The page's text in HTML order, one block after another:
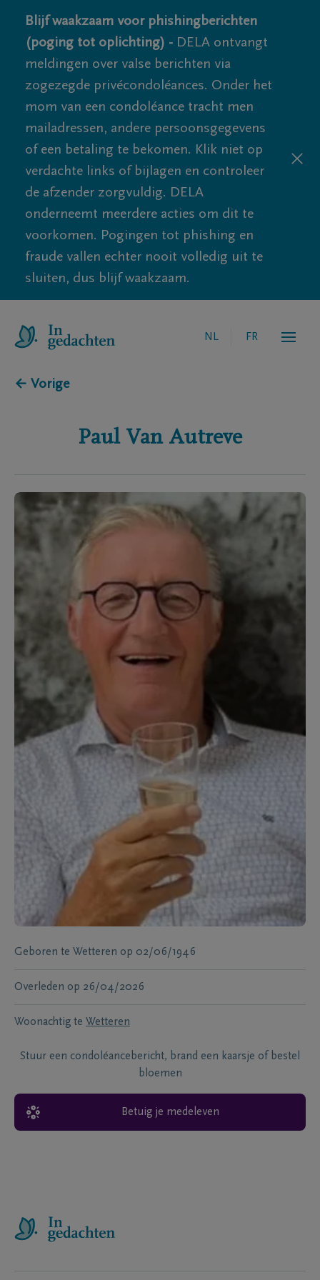
Blijf waakzaam voor phishingberichten
(poging tot oplichting) - DELA ontvangt
meldingen over valse berichten via
zogezegde privécondoléances. Onder het
mom van een condoléance tracht men
mailadressen, andere persoonsgegevens
of een betaling te bekomen. Klik niet op
verdachte links of bijlagen en controleer
de afzender zorgvuldig. DELA
onderneemt meerdere acties om dit te
voorkomen. Pogingen tot phishing en
fraude vallen echter nooit volledig uit te
sluiten, dus blijf waakzaam.
NL FR
← Vorige
Paul Van Autreve
Geboren te Wetteren op 02/06/1946
Overleden op 26/04/2026
Woonachtig te Wetteren
Stuur een condoléancebericht, brand een kaarsje of bestel
bloemen
Betuig je medeleven